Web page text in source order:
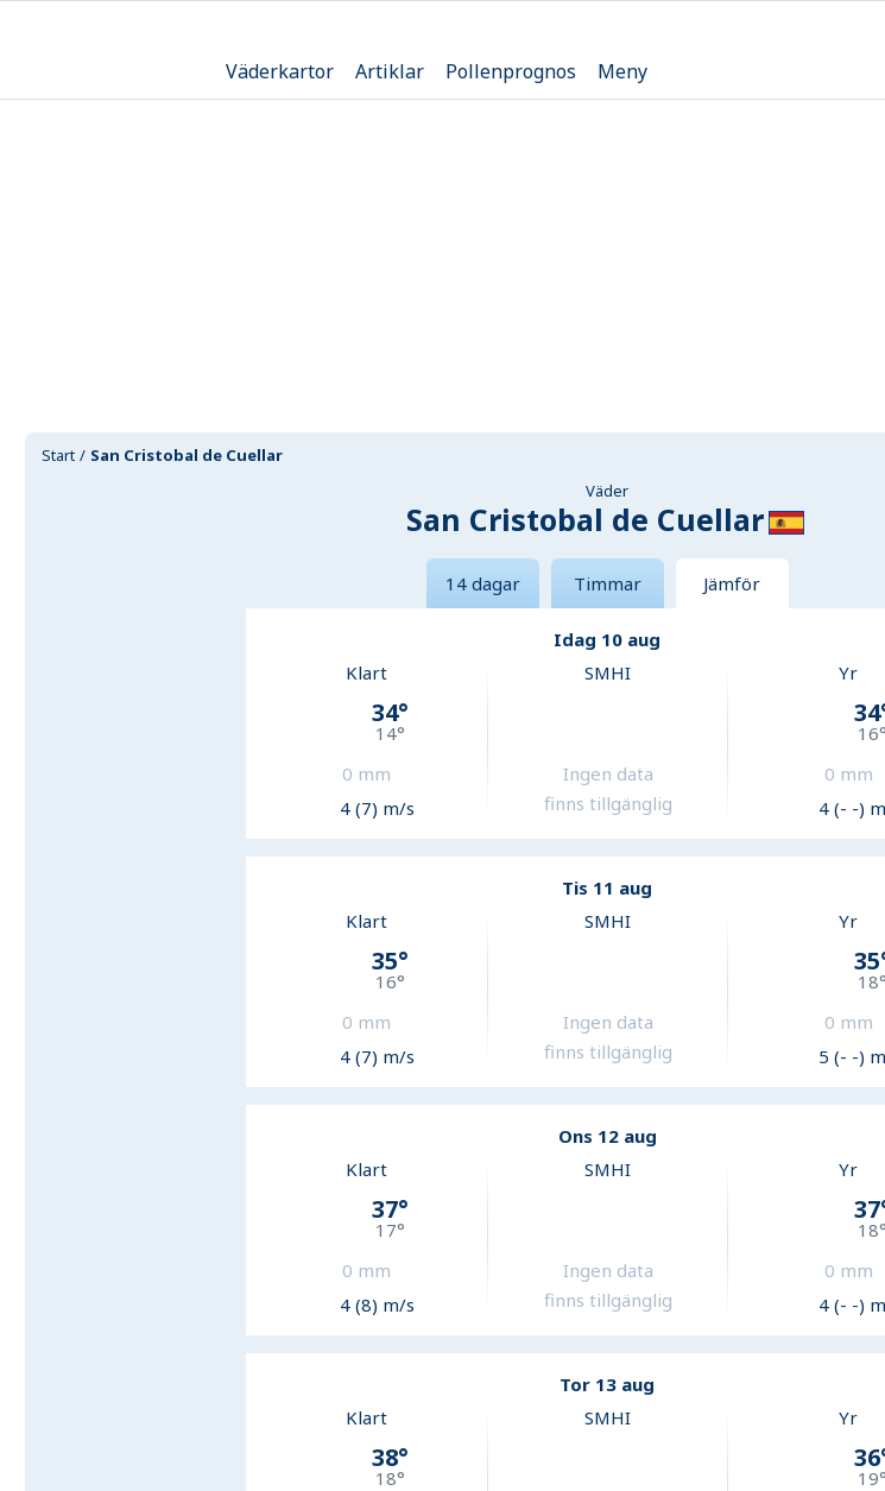
Väderkartor Artiklar Pollenprognos Meny
Start San Cristobal de Cuellar
Väder
San Cristobal de Cuellar
14 dagar Timmar Jämför
Idag 10 aug
Klart
34°
14°
0 mm
4 (7) m/s
SMHI
Ingen data
finns tillgänglig
Yr
34
16°
0 mm
4 (- -)
Tis 11 aug
Klart
35°
16°
0 mm
4 (7) m/s
SMHI
Ingen data
finns tillgänglig
Yr
35
18°
0 mm
5 (- -)
Ons 12 aug
Klart
37°
17°
0 mm
4 (8) m/s
SMHI
Ingen data
finns tillgänglig
Yr
37
18°
0 mm
4 (- -)
Tor 13 aug
Klart
38°
18°
SMHI Yr
36
19°